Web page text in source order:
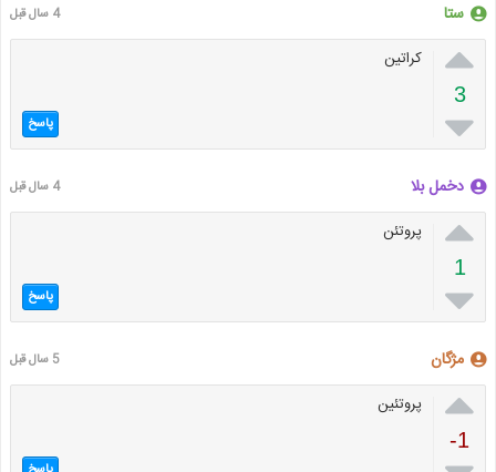
ستا 4 سال قبل

3

کراتین
پاسخ
دخمل بلا 4 سال قبل

1

پروتئن
پاسخ
مژگان 5 سال قبل

-1
پروتئین